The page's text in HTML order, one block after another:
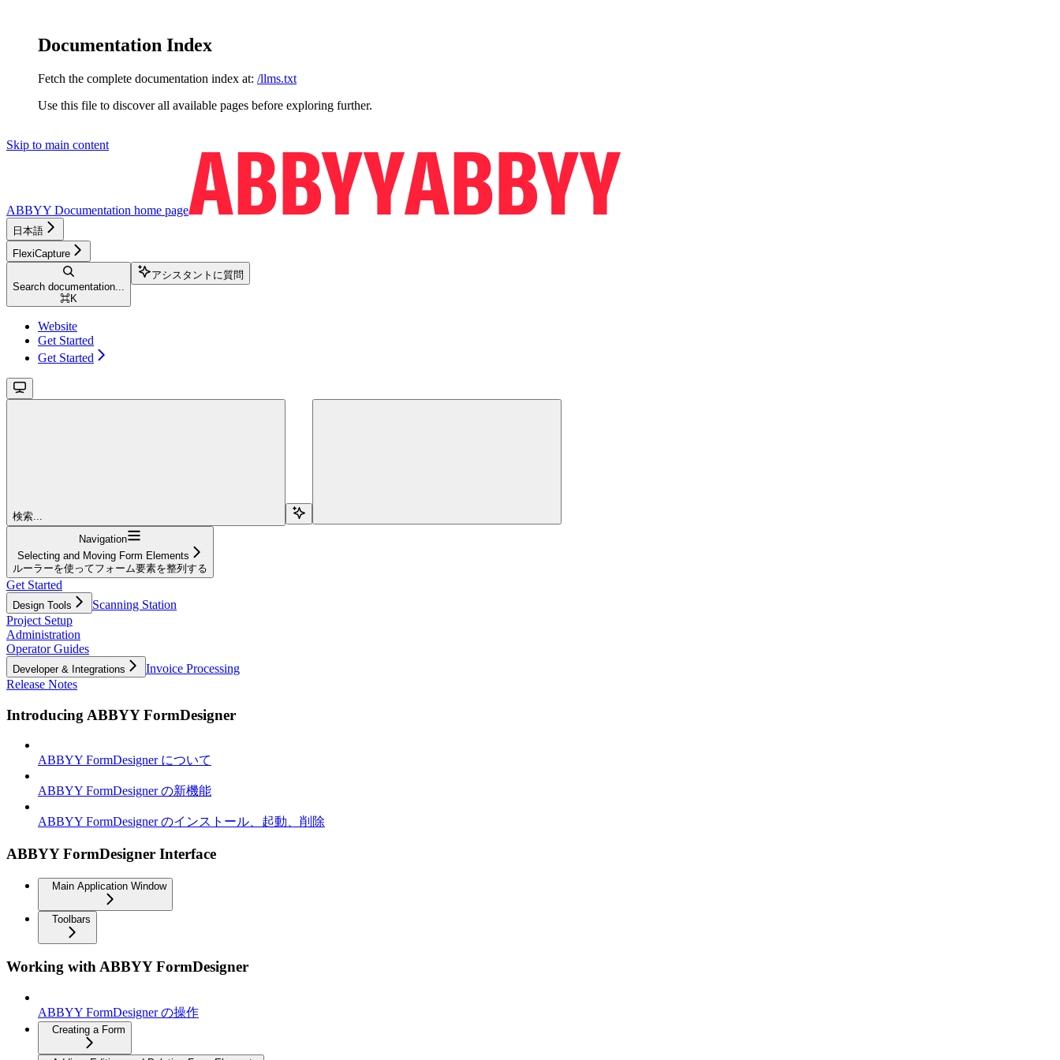
Documentation Index
Fetch the complete documentation index at: /llms.txt
Use this file to discover all available pages before exploring further.
Skip to main content
ABBYY Documentation home page
日本語
FlexiCapture
Search documentation...
⌘K
アシスタントに質問
Website
Get Started
Get Started
検索...
Navigation
Selecting and Moving Form Elements
ルーラーを使ってフォーム要素を整列する
Get Started
Design Tools
Scanning Station
Project Setup
Administration
Operator Guides
Developer & Integrations
Invoice Processing
Release Notes
Introducing ABBYY FormDesigner
ABBYY FormDesigner について
ABBYY FormDesigner の新機能
ABBYY FormDesigner のインストール、起動、削除
ABBYY FormDesigner Interface
Main Application Window
Toolbars
Working with ABBYY FormDesigner
ABBYY FormDesigner の操作
Creating a Form